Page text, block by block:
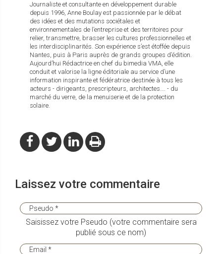
Journaliste et consultante en développement durable
depuis 1996, Anne Boulay est passionnée par le débat
des idées et des mutations sociétales et
environnementales de l’entreprise et des territoires pour
relier, transmettre, brasser les cultures professionnelles et
les interdisciplinarités. Son expérience s’est étoffée depuis
Nantes, puis à Paris auprès de grands groupes d’édition.
Aujourd’hui Rédactrice en chef du bimedia VMA, elle
conduit et valorise la ligne éditoriale au service d’une
information inspirante et fédératrice destinée à tous les
acteurs - dirigeants, prescripteurs, architectes…. - du
marché du verre, de la menuiserie et de la protection
solaire.
Laissez votre commentaire
Saisissez votre Pseudo (votre commentaire sera
publié sous ce nom)